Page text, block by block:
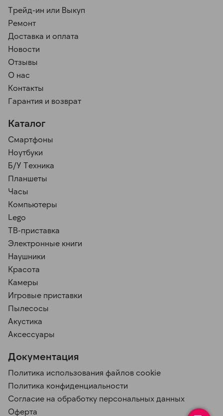
Трейд-ин или Выкуп
Ремонт
Доставка и оплата
Новости
Отзывы
О нас
Контакты
Гарантия и возврат
Каталог
Смартфоны
Ноутбуки
Б/У Техника
Планшеты
Часы
Компьютеры
Lego
ТВ-приставка
Электронные книги
Наушники
Красота
Камеры
Игровые приставки
Пылесосы
Акустика
Аксессуары
Документация
Политика использования файлов cookie
Политика конфиденциальности
Согласие на обработку персональных данных
Оферта